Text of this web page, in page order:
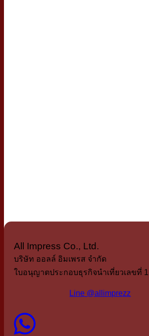
All Impress Co., Ltd.
บริษัท ออลล์ อิมเพรส จำกัด
ใบอนุญาตประกอบธุรกิจนำเที่ยวเลขที่
Line @allimprezz